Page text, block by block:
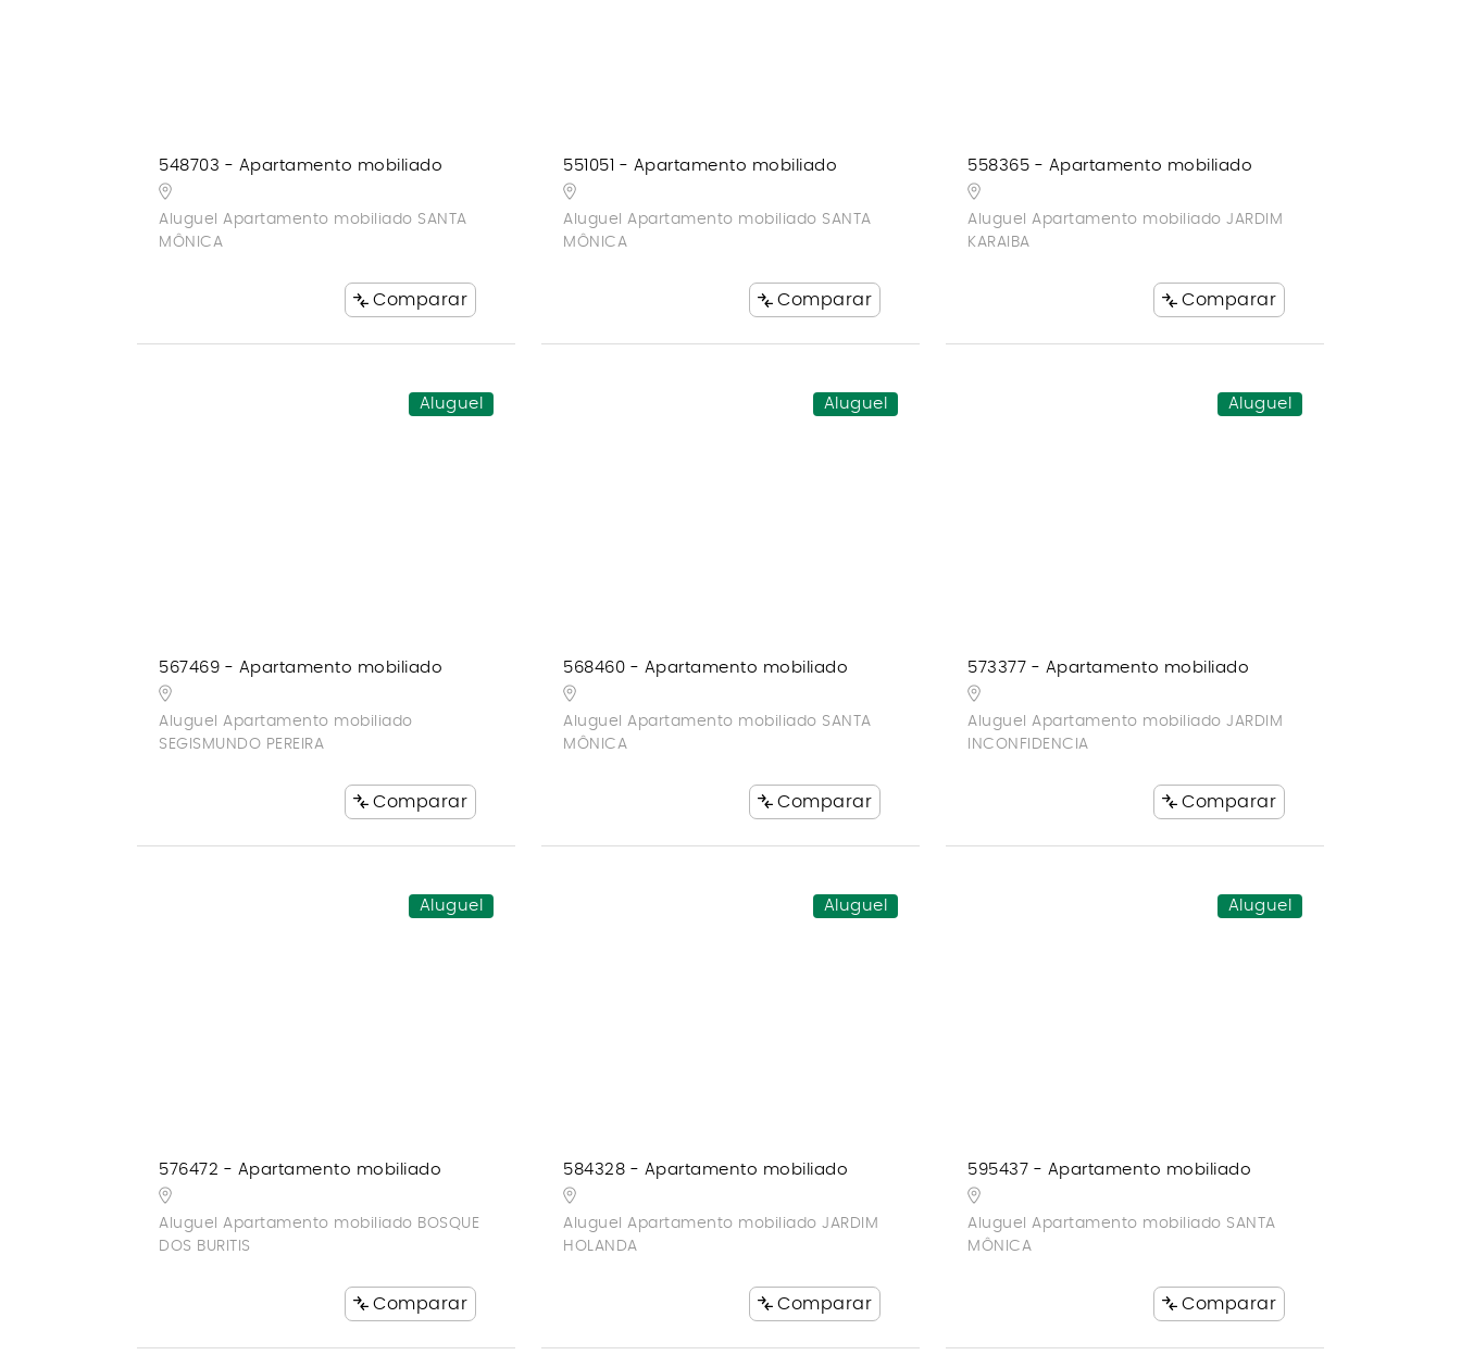
548703 - Apartamento mobiliado
Aluguel Apartamento mobiliado SANTA
MÔNICA
Comparar
551051 - Apartamento mobiliado
Aluguel Apartamento mobiliado SANTA
MÔNICA
Comparar
558365 - Apartamento mobiliado
Aluguel Apartamento mobiliado JARDIM
KARAIBA
Comparar
Aluguel
567469 - Apartamento mobiliado
Aluguel Apartamento mobiliado
SEGISMUNDO PEREIRA
Comparar
Aluguel
568460 - Apartamento mobiliado
Aluguel Apartamento mobiliado SANTA
MÔNICA
Comparar
Aluguel
573377 - Apartamento mobiliado
Aluguel Apartamento mobiliado JARDIM
INCONFIDENCIA
Comparar
Aluguel
576472 - Apartamento mobiliado
Aluguel Apartamento mobiliado BOSQUE
DOS BURITIS
Comparar
Aluguel
584328 - Apartamento mobiliado
Aluguel Apartamento mobiliado JARDIM
HOLANDA
Comparar
Aluguel
595437 - Apartamento mobiliado
Aluguel Apartamento mobiliado SANTA
MÔNICA
Comparar